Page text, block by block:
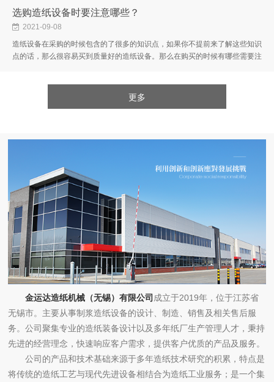
选购造纸设备时要注意哪些？
2021-09-08
造纸设备在采购的时候包含的了很多的知识点，如果你不提前来了解这些知识
点的话，那么很容易买到质量好的造纸设备。那么在购买的时候有哪些需要注
更多
金运达造纸机械（无锡）有限公司 成立于2019年，位于江苏省
无锡市。主要从事制浆造纸设备的设计、制造、销售及相关售后服
务。公司聚集专业的造纸装备设计以及多年纸厂生产管理人才，秉持
先进的经营理念，快速响应客户需求，提供客户优质的产品及服务。
公司的产品和技术基础来源于多年造纸技术研究的积累，特点是
将传统的造纸工艺与现代先进设备相结合为造纸工业服务；是一个集